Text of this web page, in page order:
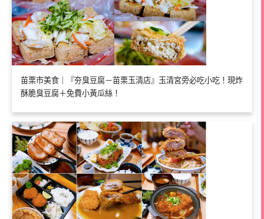
苗栗市美食｜『夯臭豆腐－苗栗玉清店』玉清宮旁必吃小吃！現炸
酥脆臭豆腐＋免費小黃瓜絲！